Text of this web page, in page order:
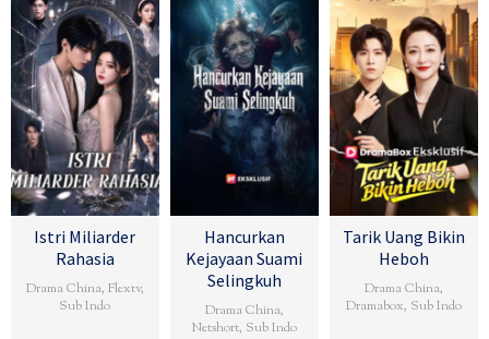
Istri Miliarder
Rahasia
Drama China, Flextv,
Sub Indo
Hancurkan
Kejayaan Suami
Selingkuh
Drama China,
Netshort, Sub Indo
Tarik Uang Bikin
Heboh
Drama China,
Dramabox, Sub Indo